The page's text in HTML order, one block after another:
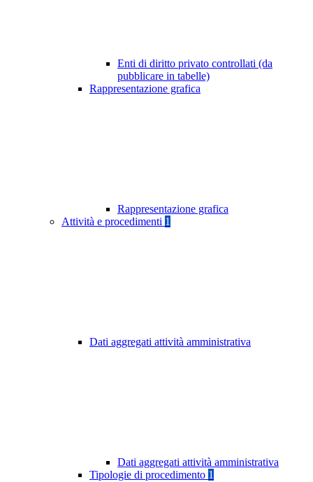
Enti di diritto privato controllati (da
pubblicare in tabelle)
Rappresentazione grafica
Rappresentazione grafica
Attività e procedimenti 1
Dati aggregati attività amministrativa
Dati aggregati attività amministrativa
Tipologie di procedimento 1